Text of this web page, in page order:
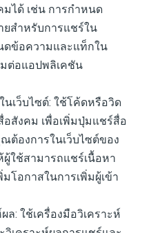
ได้ เช่น การกำหนด
ยสำหรับการแชร์ใน
ดข้อความและแท็กใน
มต่อแอปพลิเคชัน
เว็บไซต์: ใช้โค้ดหรือวิด
สังคม เพื่อเพิ่มปุ่มแชร์สื่อ
ต้องการในเว็บไซต์ของ
ใช้สามารถแชร์เนื้อหา
โอกาสในการเพิ่มผู้เข้า
ล: ใช้เครื่องมือวิเคราะห์